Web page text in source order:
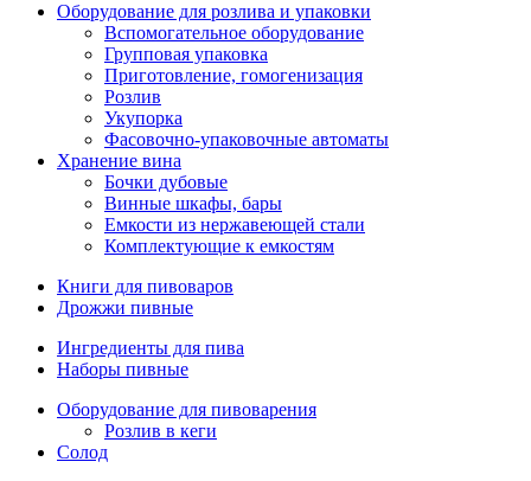
Оборудование для розлива и упаковки
Вспомогательное оборудование
Групповая упаковка
Приготовление, гомогенизация
Розлив
Укупорка
Фасовочно-упаковочные автоматы
Хранение вина
Бочки дубовые
Винные шкафы, бары
Емкости из нержавеющей стали
Комплектующие к емкостям
Книги для пивоваров
Дрожжи пивные
Ингредиенты для пива
Наборы пивные
Оборудование для пивоварения
Розлив в кеги
Солод